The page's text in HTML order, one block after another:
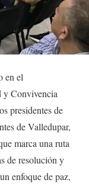
en el
y Convivencia
presidentes de
de Valledupar,
marca una ruta
de resolución y
enfoque de paz,